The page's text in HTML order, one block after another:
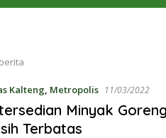
Kalteng, Metropolis 11/03/2022
Minyak
Terbatas